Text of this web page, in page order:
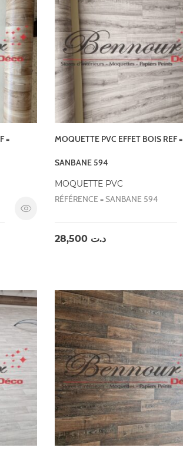
= MOQUETTE PVC EFFET BOIS REF =
SANBANE 594
MOQUETTE PVC
RÉFÉRENCE = SANBANE 594
د.ت 28,500